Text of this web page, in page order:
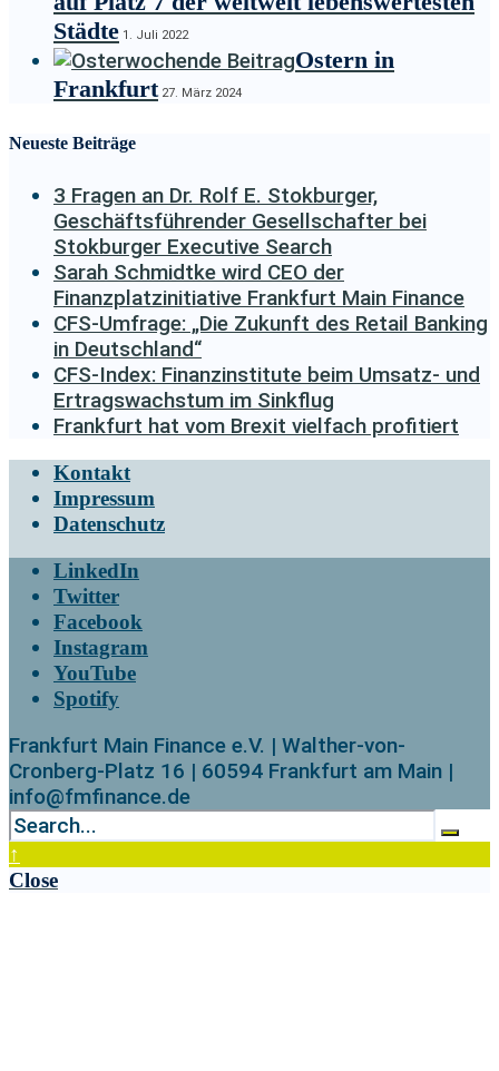
Städte 1. Juli 2022
Ostern in
Frankfurt27. März 2024
Neueste Beiträge
3 Fragen an Dr. Rolf E. Stokburger,
Geschäftsführender Gesellschafter bei
Stokburger Executive Search
Sarah Schmidtke wird CEO der
Finanzplatzinitiative Frankfurt Main Finance
CFS-Umfrage: „Die Zukunft des Retail Banking
in Deutschland“
CFS-Index: Finanzinstitute beim Umsatz- und
Ertragswachstum im Sinkflug
Frankfurt hat vom Brexit vielfach profitiert
Kontakt
Impressum
Datenschutz
LinkedIn
Twitter
Facebook
Instagram
YouTube
Spotify
Frankfurt Main Finance e.V. | Walther-von-
Cronberg-Platz 16 | 60594 Frankfurt am Main |
info@fmfinance.de
↑
Close